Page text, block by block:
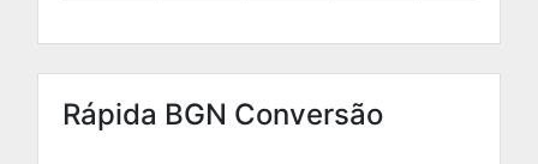
Rápida BGN Conversão